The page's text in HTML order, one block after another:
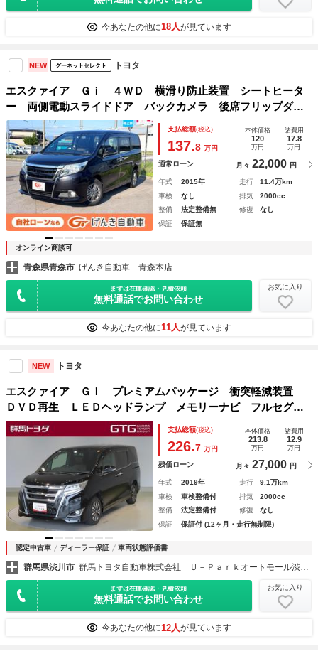
今あなたの他に18人が見ています
NEW グーネットセレクト トヨタ
エスクァイア Ｇｉ ４ＷＤ 横滑り防止装置 シートヒータ
ー 両側電動スライドドア バックカメラ 後席フリップダウ
ンモニター クルーズコントロール アイドリングストップ
ＥＴＣ スマートキー ＬＥＤヘッドライト フォグランプ
支払総額(税込)
137.8 万円
本体価格
120
万円
諸費用
17.8
万円
通常ローン 月々 22,000 円
年式 2015年 走行
11.4万km
車検
なし 排気
2000cc
整備
法定整備無 修復
なし
保証
保証無
オンライン商談可
青森県青森市 げんき自動車 青森本店
まずは在庫確認・見積依頼
無料通話でお問い合わせ
お気に入り
今あなたの他に11人が見ています
NEW トヨタ
エスクァイア Ｇｉ プレミアムパッケージ 衝突軽減装置
ＤＶＤ再生 ＬＥＤヘッドランプ メモリーナビ フルセグ
クルーズコントロール ＥＴＣ ダブルエアコン ナビ＆Ｔ
Ｖ ＡＷ スマートキー ４ＷＤ 横滑り防止 ３列シート
アイドリングストップ
支払総額(税込)
226.7 万円
本体価格
213.8
万円
諸費用
12.9
万円
残価ローン 月々 27,000 円
年式 2019年 走行
9.1万km
車検
車検整備付 排気
2000cc
整備
法定整備付 修復
なし
保証
保証付 (12ヶ月・走行無制限)
認定中古車 ディーラー保証 車両状態評価書
群馬県渋川市 群馬トヨタ自動車株式会社 Ｕ－Ｐａｒｋオートモール渋川店
まずは在庫確認・見積依頼
無料通話でお問い合わせ
お気に入り
今あなたの他に12人が見ています